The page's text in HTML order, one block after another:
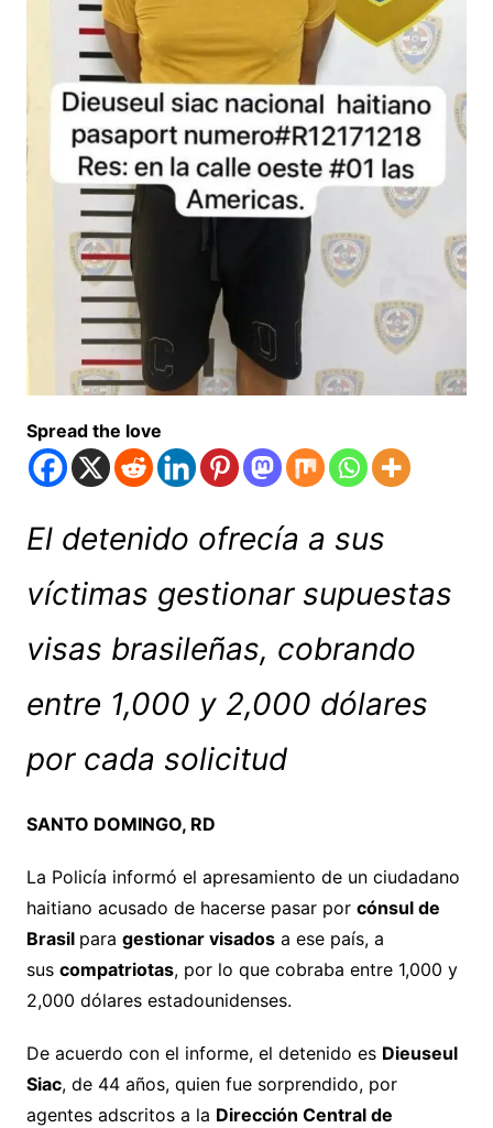
Spread the love
El detenido ofrecía a sus
víctimas gestionar supuestas
visas brasileñas, cobrando
entre 1,000 y 2,000 dólares
por cada solicitud
SANTO DOMINGO, RD
La Policía informó el apresamiento de un ciudadano
haitiano acusado de hacerse pasar por cónsul de
Brasil para gestionar visadosa ese país, a
sus compatriotas, por lo que cobraba entre 1,000 y
2,000 dólares estadounidenses.
De acuerdo con el informe, el detenido es Dieuseul
Siac, de 44 años, quien fue sorprendido, por
agentes adscritos a la Dirección Central de